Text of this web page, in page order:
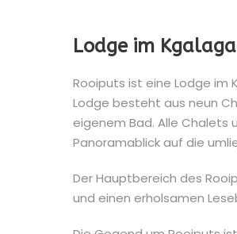
Lodge im
Rooiputs ist eine Lodge im
Lodge besteht aus neun
eigenem Bad. Alle Chalets
Panoramablick auf die
Der Hauptbereich des
und einen erholsamen